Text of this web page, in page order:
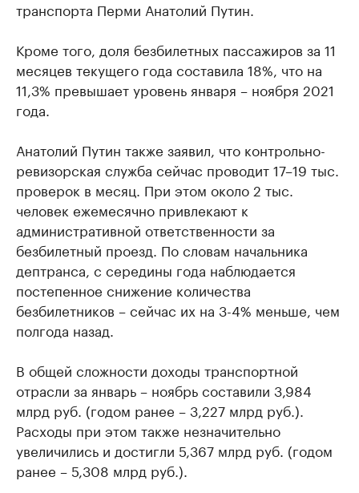
транспорта Перми Анатолий Путин.
Кроме того, доля безбилетных пассажиров за 11
месяцев текущего года составила 18%, что на
11,3% превышает уровень января – ноября 2021
года.
Анатолий Путин также заявил, что контрольно-
ревизорская служба сейчас проводит 17–19 тыс.
проверок в месяц. При этом около 2 тыс.
человек ежемесячно привлекают к
административной ответственности за
безбилетный проезд. По словам начальника
дептранса, с середины года наблюдается
постепенное снижение количества
безбилетников – сейчас их на 3-4% меньше, чем
полгода назад.
В общей сложности доходы транспортной
отрасли за январь – ноябрь составили 3,984
млрд руб. (годом ранее – 3,227 млрд руб.).
Расходы при этом также незначительно
увеличились и достигли 5,367 млрд руб. (годом
ранее – 5,308 млрд руб.).